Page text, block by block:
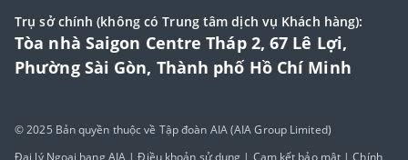
Trụ sở chính (không có Trung tâm dịch vụ Khách hàng):
Tòa nhà Saigon Centre Tháp 2, 67 Lê Lợi,
Phường Sài Gòn, Thành phố Hồ Chí Minh
© 2025 Bản quyền thuộc về Tập đoàn AIA (AIA Group Limited)
Đại lý Ngoại hạng AIA |Điều khoản sử dụng | Cam kết bảo mật |Chính